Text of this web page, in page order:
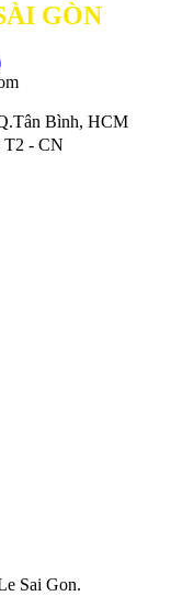
GÒN
Bình, HCM
T2 - CN
Sai Gon.